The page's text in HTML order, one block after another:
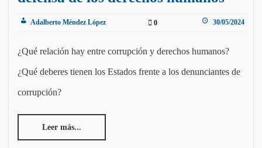
Adalberto Méndez López 0 30/05/2024
¿Qué relación hay entre corrupción y derechos humanos?
¿Qué deberes tienen los Estados frente a los denunciantes de
corrupción?
Leer más...